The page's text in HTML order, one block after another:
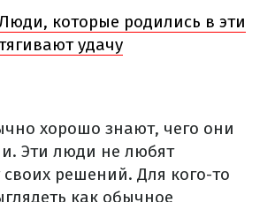
которые родились в эти
удачу
хорошо знают, чего они
Эти люди не любят
своих решений. Для кого-то
как обычное